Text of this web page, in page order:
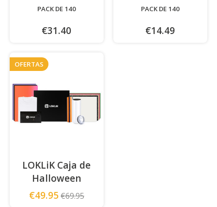
PACK DE 140
€31.40
PACK DE 140
€14.49
OFERTAS
LOKLiK Caja de
Halloween
€49.95€69.95